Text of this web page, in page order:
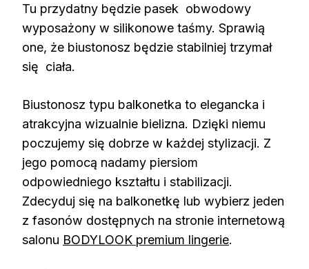
Tu przydatny będzie pasek obwodowy
wyposażony w silikonowe taśmy. Sprawią
one, że biustonosz będzie stabilniej trzymał
się ciała.
Biustonosz typu balkonetka to elegancka i
atrakcyjna wizualnie bielizna. Dzięki niemu
poczujemy się dobrze w każdej stylizacji. Z
jego pomocą nadamy piersiom
odpowiedniego kształtu i stabilizacji.
Zdecyduj się na balkonetkę lub wybierz jeden
z fasonów dostępnych na stronie internetową
salonu BODYLOOK premium lingerie.